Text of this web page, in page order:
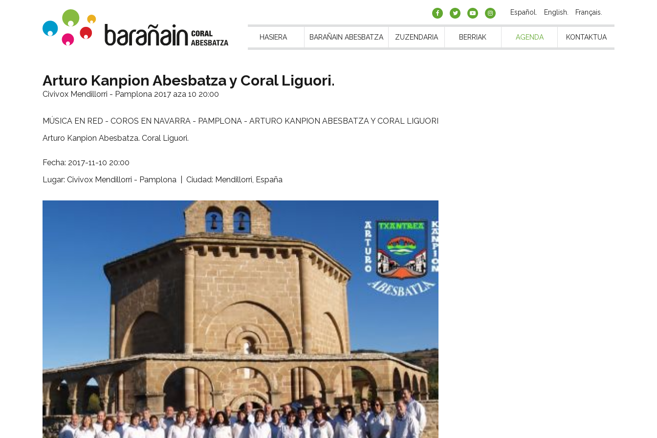
Español English Français
HASIERA BARAÑAIN ABESBATZA ZUZENDARIA BERRIAK AGENDA KONTAKTUA
Arturo Kanpion Abesbatza y Coral Liguori.
Civivox Mendillorri - Pamplona 2017 aza 10 20:00
MÚSICA EN RED - COROS EN NAVARRA - PAMPLONA - ARTURO KANPION ABESBATZA Y CORAL LIGUORI
Arturo Kanpion Abesbatza. Coral Liguori.
Fecha: 2017-11-10 20:00
Lugar: Civivox Mendillorri - Pamplona | Ciudad: Mendillorri, España